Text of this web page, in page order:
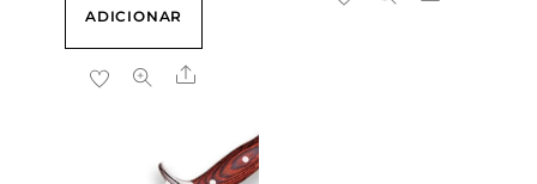
ADICIONAR
Share